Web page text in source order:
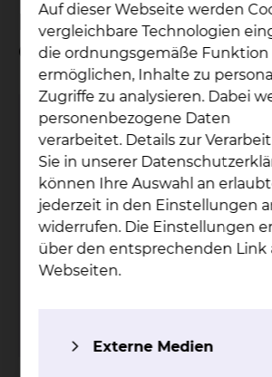
Grünen Damen und
Grü­ne Da­men &
Auf dieser Webseite werden
vergleichbare Technologien
die ordnungsgemäße Funktion
ermöglichen, Inhalte zu
Zugriffe zu analysieren. Dabei
personenbezogene Daten
verarbeitet. Details zur
Sie in unserer
können Ihre Auswahl an
jederzeit in den Einstellungen
widerrufen. Die Einstellungen
über den entsprechenden Link
Webseiten.
Externe Medien